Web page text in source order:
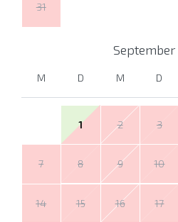
31
September
M D M D
1 2 3
7 8 9 10
14 15 16 17